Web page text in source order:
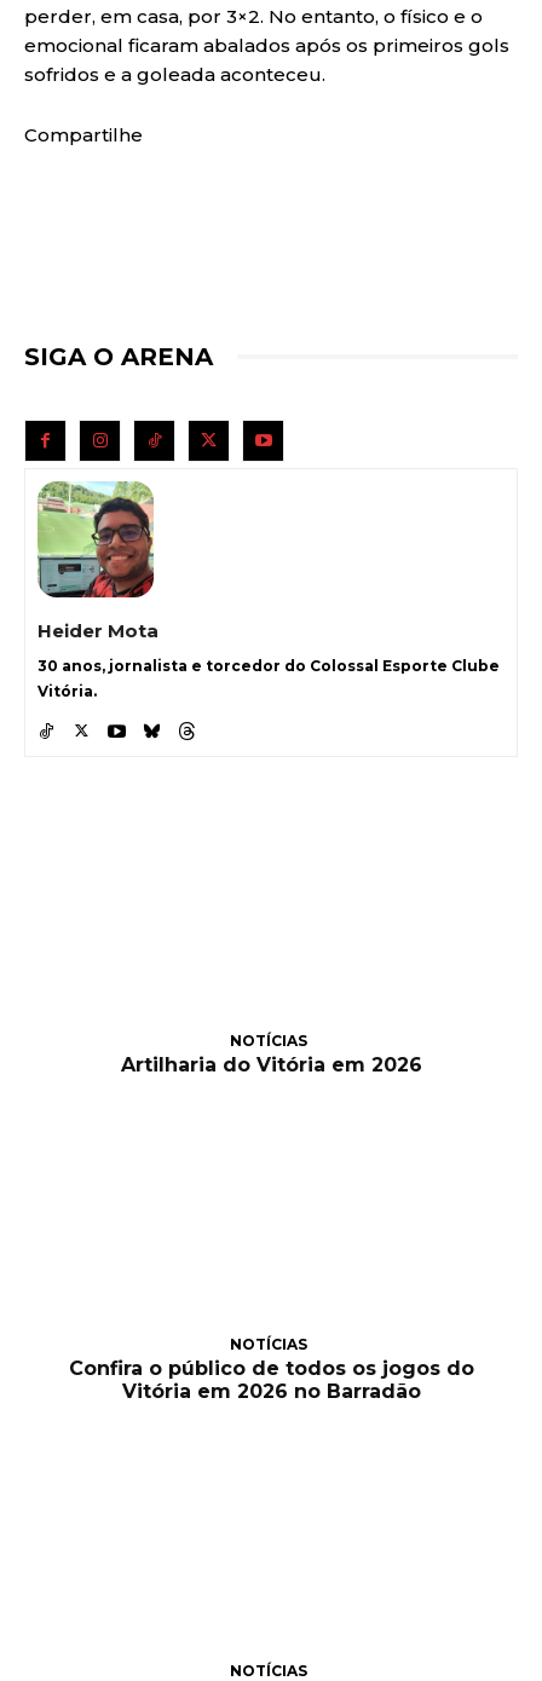
perder, em casa, por 3×2. No entanto, o físico e o
emocional ficaram abalados após os primeiros gols
sofridos e a goleada aconteceu.
Compartilhe
SIGA O ARENA
Heider Mota
30 anos, jornalista e torcedor do Colossal Esporte Clube
Vitória.
NOTÍCIAS
Artilharia do Vitória em 2026
NOTÍCIAS
Confira o público de todos os jogos do
Vitória em 2026 no Barradão
NOTÍCIAS